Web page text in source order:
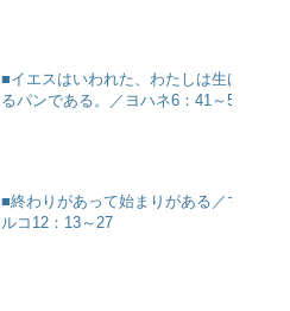
■イエスはいわれた、わたしは生け
るパンである。／ヨハネ6：41～51
■終わりがあって始まりがある／マ
ルコ12：13～27